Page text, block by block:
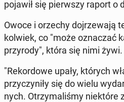
pojawił się pierw­szy raport o
Owoce i orzechy doj­rze­wa­ją
kol­wiek, co "może ozna­czać
przy­ro­dy", która się nimi żywi.
"Re­kor­do­we upały, których
przy­czy­ni­ły się do wielu
nych. Otrzy­ma­li­śmy nie­któ­re